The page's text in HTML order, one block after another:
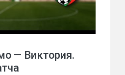
— Виктория.